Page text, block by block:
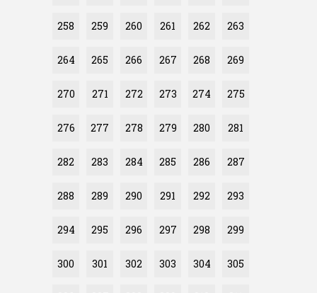
258 259 260 261 262 263
264 265 266 267 268 269
270 271 272 273 274 275
276 277 278 279 280 281
282 283 284 285 286 287
288 289 290 291 292 293
294 295 296 297 298 299
300 301 302 303 304 305